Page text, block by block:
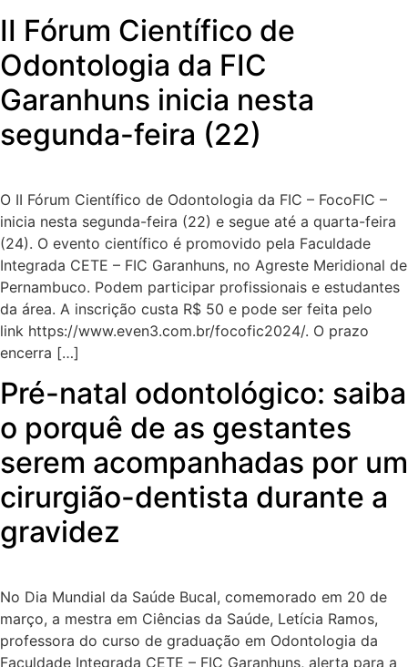
II Fórum Científico de
Odontologia da FIC
Garanhuns inicia nesta
segunda-feira (22)
O II Fórum Científico de Odontologia da FIC – FocoFIC –
inicia nesta segunda-feira (22) e segue até a quarta-feira
(24). O evento científico é promovido pela Faculdade
Integrada CETE – FIC Garanhuns, no Agreste Meridional de
Pernambuco. Podem participar profissionais e estudantes
da área. A inscrição custa R$ 50 e pode ser feita pelo
link https://www.even3.com.br/focofic2024/. O prazo
encerra […]
Pré-natal odontológico: saiba
o porquê de as gestantes
serem acompanhadas por um
cirurgião-dentista durante a
gravidez
No Dia Mundial da Saúde Bucal, comemorado em 20 de
março, a mestra em Ciências da Saúde, Letícia Ramos,
professora do curso de graduação em Odontologia da
Faculdade Integrada CETE – FIC Garanhuns, alerta para a